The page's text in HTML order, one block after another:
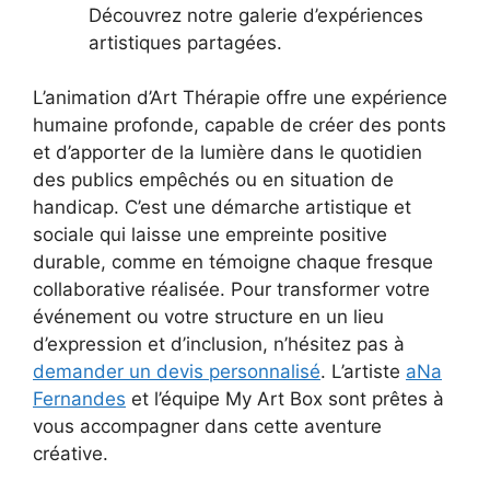
Découvrez notre galerie d’expériences
artistiques partagées.
L’animation d’Art Thérapie offre une expérience
humaine profonde, capable de créer des ponts
et d’apporter de la lumière dans le quotidien
des publics empêchés ou en situation de
handicap. C’est une démarche artistique et
sociale qui laisse une empreinte positive
durable, comme en témoigne chaque fresque
collaborative réalisée. Pour transformer votre
événement ou votre structure en un lieu
d’expression et d’inclusion, n’hésitez pas à
demander un devis personnalisé. L’artiste aNa
Fernandes et l’équipe My Art Box sont prêtes à
vous accompagner dans cette aventure
créative.